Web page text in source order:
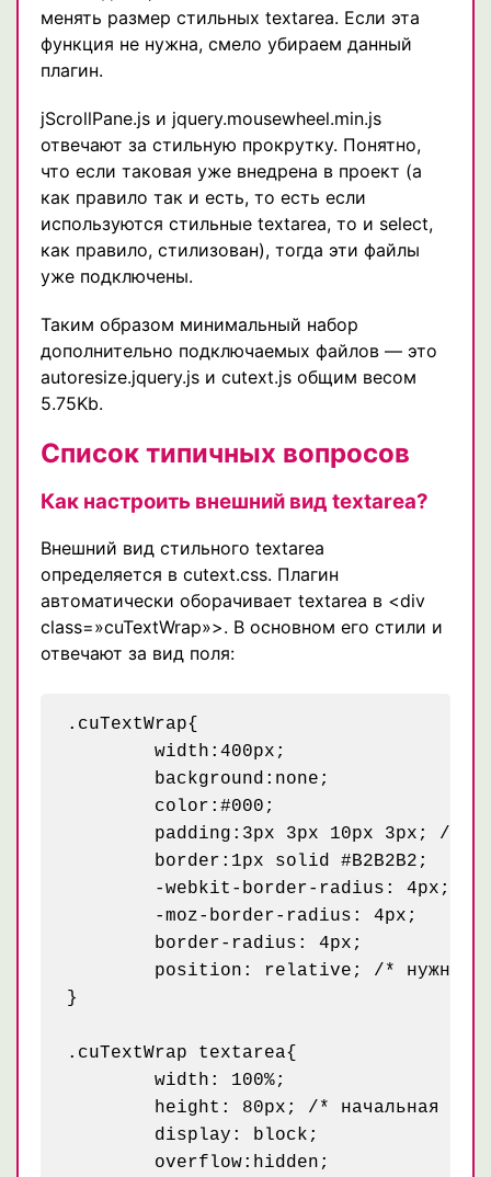
менять размер стильных textarea. Если эта
функция не нужна, смело убираем данный
плагин.
jScrollPane.js и jquery.mousewheel.min.js
отвечают за стильную прокрутку. Понятно,
что если таковая уже внедрена в проект (а
как правило так и есть, то есть если
используются стильные textarea, то и select,
как правило, стилизован), тогда эти файлы
уже подключены.
Таким образом минимальный набор
дополнительно подключаемых файлов — это
autoresize.jquery.js и cutext.js общим весом
5.75Kb.
Список типичных вопросов
Как настроить внешний вид textarea?
Внешний вид стильного textarea
определяется в cutext.css. Плагин
автоматически оборачивает textarea в <div
class=»cuTextWrap»>. В основном его стили и
отвечают за вид поля:
.cuTextWrap{
}
.cuTextWrap textarea{